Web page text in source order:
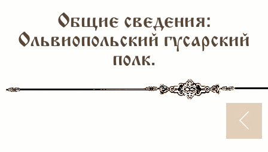
Общие сведения:
Ольвиопольский гусарский
полк.